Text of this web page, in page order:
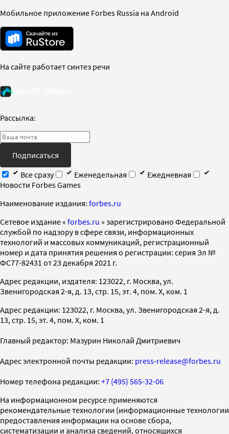
Мобильное приложение Forbes Russia на Android
На сайте работает синтез речи
Рассылка:
Подписаться
Все сразу
Еженедельная
Ежедневная
Новости Forbes Games
Наименование издания: forbes.ru
Cетевое издание « forbes.ru » зарегистрировано Федеральной
службой по надзору в сфере связи, информационных
технологий и массовых коммуникаций, регистрационный
номер и дата принятия решения о регистрации: серия Эл №
ФС77-82431 от 23 декабря 2021 г.
Адрес редакции, издателя: 123022, г. Москва, ул.
Звенигородская 2-я, д. 13, стр. 15, эт. 4, пом. X, ком. 1
Адрес редакции: 123022, г. Москва, ул. Звенигородская 2-я, д.
13, стр. 15, эт. 4, пом. X, ком. 1
Главный редактор: Мазурин Николай Дмитриевич
Адрес электронной почты редакции: press-release@forbes.ru
Номер телефона редакции: +7 (495) 565-32-06
На информационном ресурсе применяются
рекомендательные технологии (информационные технологии
предоставления информации на основе сбора,
систематизации и анализа сведений, относящихся